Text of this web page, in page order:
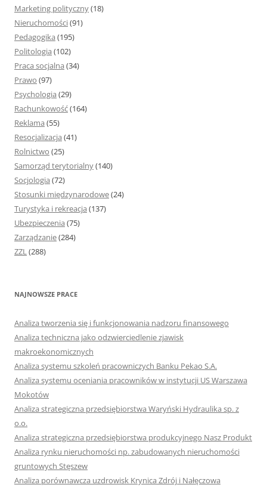
Marketing polityczny(18)
Nieruchomości(91)
Pedagogika (195)
Politologia (102)
Praca socjalna (34)
Prawo (97)
Psychologia (29)
Rachunkowość(164)
Reklama (55)
Resocjalizacja (41)
Rolnictwo (25)
Samorząd terytorialny(140)
Socjologia (72)
Stosunki międzynarodowe(24)
Turystyka i rekreacja (137)
Ubezpieczenia (75)
Zarządzanie(284)
ZZL(288)
NAJNOWSZE PRACE
Analiza tworzenia się i funkcjonowania nadzoru finansowego
Analiza techniczna jako odzwierciedlenie zjawisk
makroekonomicznych
Analiza systemu szkoleń pracowniczych Banku Pekao S.A.
Analiza systemu oceniania pracowników w instytucji US Warszawa
Mokotów
Analiza strategiczna przedsiębiorstwa Waryński Hydraulika sp. z
o.o.
Analiza strategiczna przedsiębiorstwa produkcyjnego Nasz Produkt
Analiza rynku nieruchomości np. zabudowanych nieruchomości
gruntowych Stęszew
Analiza porównawcza uzdrowisk Krynica Zdrój i Nałęczowa